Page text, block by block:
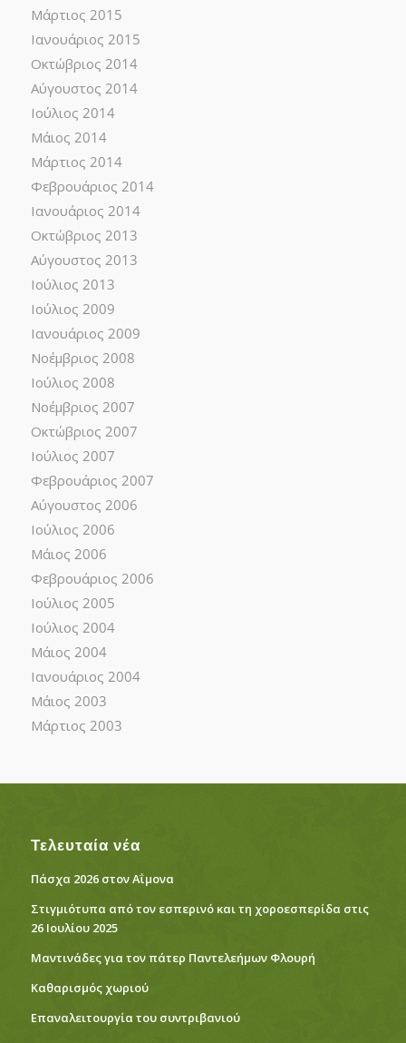
Μάρτιος 2015
Ιανουάριος 2015
Οκτώβριος 2014
Αύγουστος 2014
Ιούλιος 2014
Μάιος 2014
Μάρτιος 2014
Φεβρουάριος 2014
Ιανουάριος 2014
Οκτώβριος 2013
Αύγουστος 2013
Ιούλιος 2013
Ιούλιος 2009
Ιανουάριος 2009
Νοέμβριος 2008
Ιούλιος 2008
Νοέμβριος 2007
Οκτώβριος 2007
Ιούλιος 2007
Φεβρουάριος 2007
Αύγουστος 2006
Ιούλιος 2006
Μάιος 2006
Φεβρουάριος 2006
Ιούλιος 2005
Ιούλιος 2004
Μάιος 2004
Ιανουάριος 2004
Μάιος 2003
Μάρτιος 2003
Τελευταία νέα
Πάσχα 2026 στον Αΐμονα
Στιγμιότυπα από τον εσπερινό και τη χοροεσπερίδα στις
26 Ιουλίου 2025
Μαντινάδες για τον πάτερ Παντελεήμων Φλουρή
Καθαρισμός χωριού
Eπαναλειτουργία του συντριβανιού